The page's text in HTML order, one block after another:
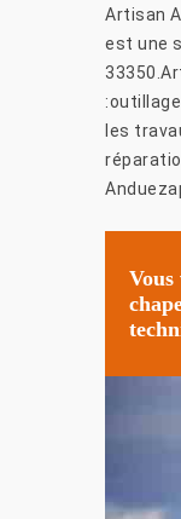
Artisan
est une
les